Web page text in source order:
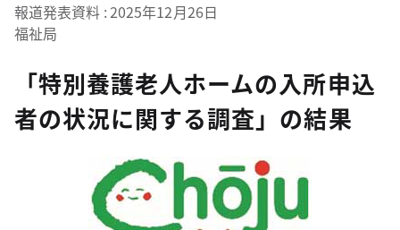
報道発表資料 2025年12月26日
福祉局
「特別養護老人ホームの入所申込
者の状況に関する調査」の結果